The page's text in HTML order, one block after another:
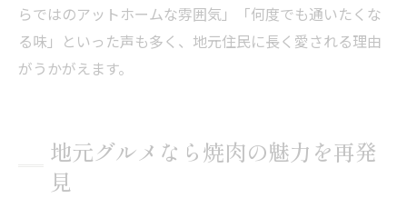
らではのアットホームな雰囲気」「何度でも通いたくな
る味」といった声も多く、地元住民に長く愛される理由
がうかがえます。
地元グルメなら焼肉の魅力を再発
見